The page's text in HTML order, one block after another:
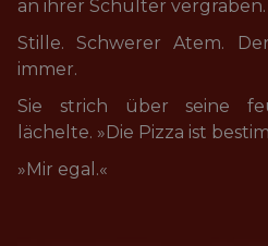
an ihrer Schulter vergraben.
Stille. Schwerer Atem.
immer.
Sie strich über seine
lächelte. »Die Pizza ist
»Mir egal.«